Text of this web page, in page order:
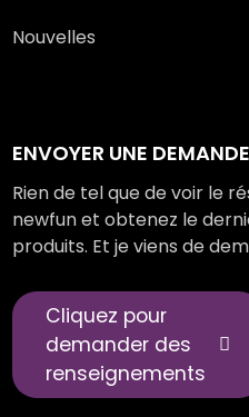
Nouvelles
ENVOYER UNE DEMANDE
Rien de tel que de voir le
newfun et obtenez le
produits. Et je viens de
Cliquez pour
demander des
renseignements